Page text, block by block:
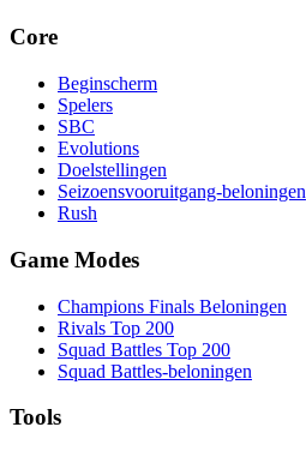
Core
Beginscherm
Spelers
SBC
Evolutions
Doelstellingen
Seizoensvooruitgang-beloningen
Rush
Game Modes
Champions Finals Beloningen
Rivals Top 200
Squad Battles Top 200
Squad Battles-beloningen
Tools